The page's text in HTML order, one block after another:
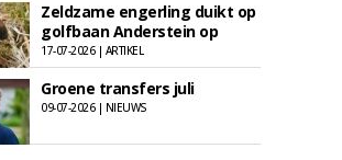
Zeldzame engerling duikt op
golfbaan Anderstein op
17-07-2026 | ARTIKEL
Groene transfers juli
09-07-2026 | NIEUWS